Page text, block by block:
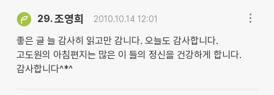
29.조영희 2010.10.14 12:01
좋은 글 늘 감사히 읽고만 감니다. 오늘도 감사합니다.
고도원의 아침편지는 많은 이 들의 정신을 건강하게 합니다.
감사합니다^*^